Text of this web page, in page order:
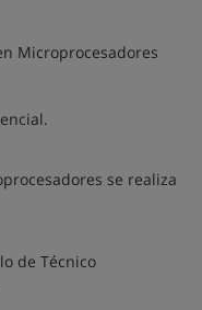
Microprocesadores
se realiza
de Técnico